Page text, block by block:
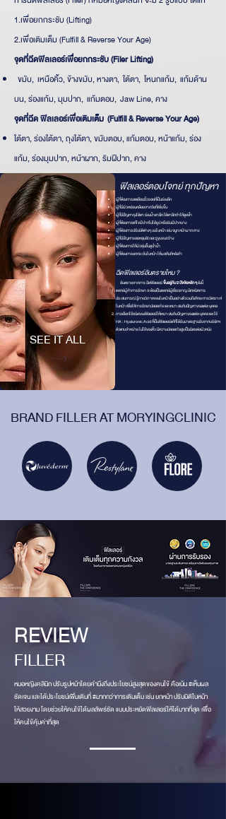
1.เพื่อยกกระชับ (Lifting)
2.เพื่อเติมเต็ม (Fulfill & Reverse Your Age)
จุดที่ฉีดฟิลเลอร์เพื่อยกกระชับ (Filer Lifting)
ขมับ, เหนือคิ้ว, ข้างขมับ, หางตา, ใต้ตา, โหนกแก้ม, แก้มด้าน
บน, ร่องแก้ม, มุมปาก, แก้มตอบ, Jaw Line, คาง
จุดที่ฉีด ฟิลเลอร์เพื่อเติมเต็ม (Fulfill & Reverse Your Age)
ใต้ตา, ร่องใต้ตา, ถุงใต้ตา, ขมับตอบ, แก้มตอบ, หน้าแก้ม, ร่อง
แก้ม, ร่องมุมปาก, หน้าผาก, ริมฝีปาก, คาง
SEE IT ALL
ฟิลเลอร์ตอบโจทย์ ทุกปัญหา
ผู้ที่ต้องการลดเลือนริ้วรอยที่เป็นร่องลึก
ผู้ที่มีผิวหย่อนคล้อยจากวัยที่เพิ่มขึ้น
ผู้ที่มีปัญหาถุงใต้ตา ร่องน้ำตาลึก ใต้ตาลึกทำให้ดูคล้ำ
ผู้ที่ต้องการแก้ไขฝีปากไม่ได้รูป หรือริมฝีปากบาง
ผู้ที่ต้องการปรับมิติต่างๆ บนใบหน้า เช่น จมูก หน้าผาก คาง
ผู้ที่มีปัญหารอยหลุมสิว และรูขุมขนกว้าง
ผู้ที่ต้องการให้ผิวชุ่มชื้นดูฉ่ำน้ำ
ผู้ที่ต้องการยกกระชับใบหน้า ให้ผลทันทีหลังทำ
ฉีดฟิลเลอร์อันตรายไหม ?
อันตรายจากการ ฉีดฟิลเลอร์ขึ้นอยู่กับ 2 ปัจจัยหลัก ๆดังนี้
แพทย์ผู้ทำการรักษา จะต้องเป็นแพทย์ผู้เชี่ยวชาญ มีเทคนิคการ
ประสบการณ์ รู้กายวิภาคของใบหน้าเป็นอย่างดี รวมถึงทักษะการวิเคราะห์
ใบหน้า เพื่อให้การรักษาปลอดภัย และเหมาะสมกับปัญหาของแต่ละบุคคล
การเลือกใช้ชนิดของฟิลเลอร์ให้เหมาะสมกับปัญหาของแต่ละบุคคล และใช้
HA : Hyaluronic Acid ที่เป็นฟิลเลอร์แท้ที่ได้รับมาตรฐานรับจากบริษัทฯ
ตัวแทนจำหน่าย ไม่ใช้ของหิ้ว มีความปลอดภัยสูง เป็นมิตรต่อผิวหนัง
BRAND FILLER AT MORYINGCLINIC
REVIEW
FILLER
หมอหญิงคลินิก ปรับรูปหน้าโดยคำนึงถึงประโยชน์สูงสุดของคนไข้ คือเน้น #เห็นผล
ชัดเจน และได้ประโยชน์เพิ่มเติมที่ #มากกว่าการเติมเต็ม เช่น ยกหน้า ปรับมิติใบหน้า
ให้สวยงาม โดยช่วยให้คนไข้ได้ผลลัพธ์ชัด แบบประหยัดฟิลเลอร์ให้ได้มากที่สุด เพื่อ
ให้คนไข้คุ้มค่าที่สุด